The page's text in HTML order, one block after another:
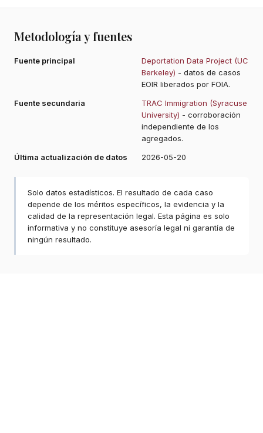
Metodología y fuentes
Fuente principal
Deportation Data Project (UC
Berkeley) - datos de casos
EOIR liberados por FOIA.
Fuente secundaria
TRAC Immigration (Syracuse
University) - corroboración
independiente de los
agregados.
Última actualización de datos
2026-05-20
Solo datos estadísticos. El resultado de cada caso
depende de los méritos específicos, la evidencia y la
calidad de la representación legal. Esta página es solo
informativa y no constituye asesoría legal ni garantía de
ningún resultado.